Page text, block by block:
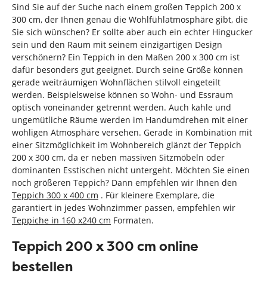
Sind Sie auf der Suche nach einem großen Teppich 200 x
300 cm, der Ihnen genau die Wohlfühlatmosphäre gibt, die
Sie sich wünschen? Er sollte aber auch ein echter Hingucker
sein und den Raum mit seinem einzigartigen Design
verschönern? Ein Teppich in den Maßen 200 x 300 cm ist
dafür besonders gut geeignet. Durch seine Größe können
gerade weiträumigen Wohnflächen stilvoll eingeteilt
werden. Beispielsweise können so Wohn- und Essraum
optisch voneinander getrennt werden. Auch kahle und
ungemütliche Räume werden im Handumdrehen mit einer
wohligen Atmosphäre versehen. Gerade in Kombination mit
einer Sitzmöglichkeit im Wohnbereich glänzt der Teppich
200 x 300 cm, da er neben massiven Sitzmöbeln oder
dominanten Esstischen nicht untergeht. Möchten Sie einen
noch größeren Teppich? Dann empfehlen wir Ihnen den
Teppich 300 x 400 cm . Für kleinere Exemplare, die
garantiert in jedes Wohnzimmer passen, empfehlen wir
Teppiche in 160 x240 cm Formaten.
Teppich 200 x 300 cm online
bestellen